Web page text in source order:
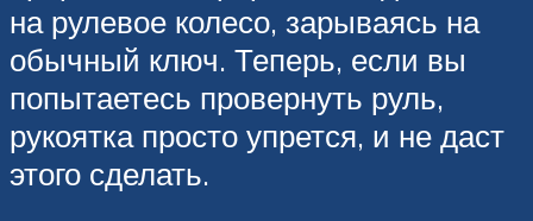
на рулевое колесо, зарываясь на
обычный ключ. Теперь, если вы
попытаетесь провернуть руль,
рукоятка просто упрется, и не даст
этого сделать.